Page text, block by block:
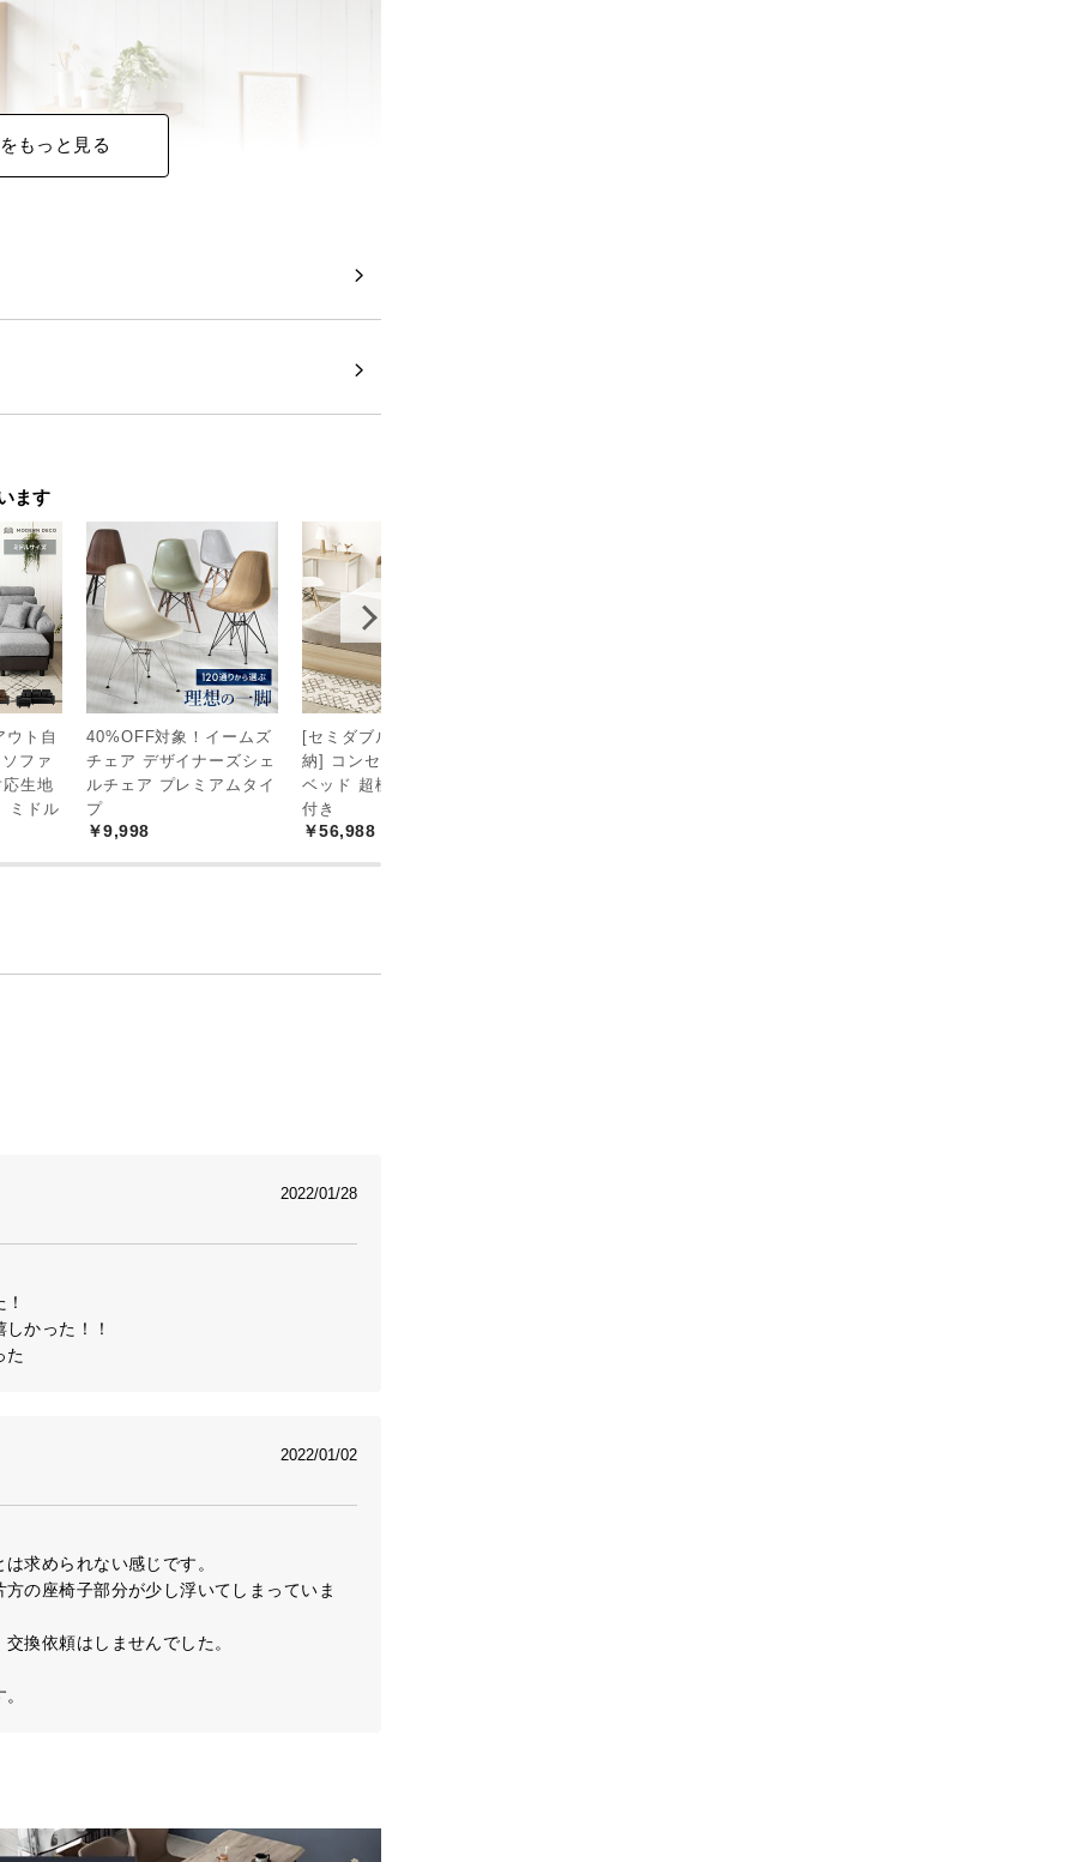
もっと見る
ます
ト自
ファ
生地
ミドル
40%OFF対象！イームズ
チェア デザイナーズシェ
ルチェア プレミアムタイ
プ
￥9,998
[セミダブル・大容量収
納] コンセント機能付き
ベッド 超極厚マットレス
付き
￥56,988
2022/01/28
かった！！
た
2022/01/02
求められない感じです。
の座椅子部分が少し浮いてしまっていま
換依頼はしませんでした。